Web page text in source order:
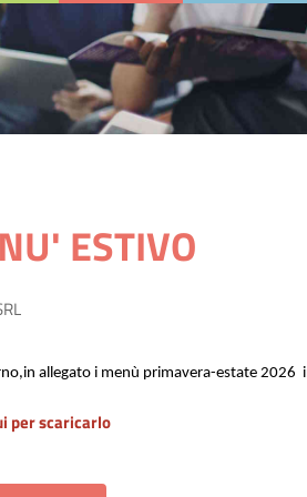
ESTIVO
in allegato i menù primavera-estate
per scaricarlo